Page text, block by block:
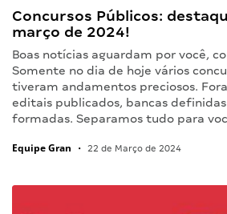
Concursos Públicos:
março de 2024!
Boas notícias aguardam por você,
Somente no dia de hoje vários
tiveram andamentos preciosos.
editais publicados, bancas definidas
formadas. Separamos tudo para
Equipe Gran • 22 de Março de 2024